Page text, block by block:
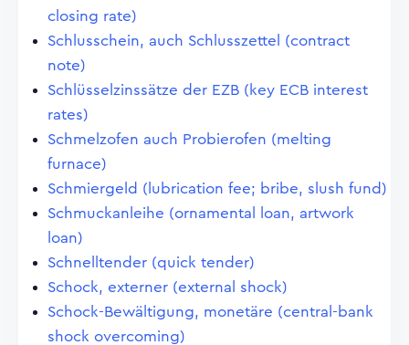
closing rate)
Schlusschein, auch Schlusszettel (contract
note)
Schlüsselzinssätze der EZB (key ECB interest
rates)
Schmelzofen auch Probierofen (melting
furnace)
Schmiergeld (lubrication fee; bribe, slush fund)
Schmuckanleihe (ornamental loan, artwork
loan)
Schnelltender (quick tender)
Schock, externer (external shock)
Schock-Bewältigung, monetäre (central-bank
shock overcoming)